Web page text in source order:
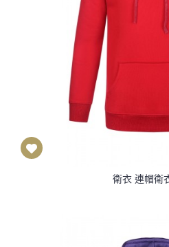
衛衣 連帽衛